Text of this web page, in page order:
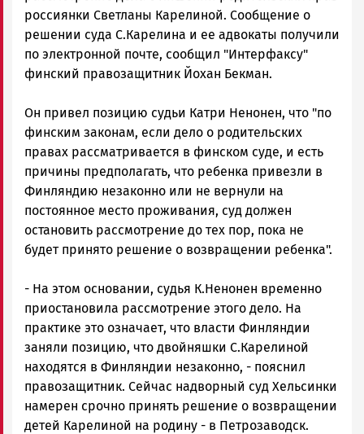
ГОВОРИТ
россиянки Светланы Карелиной. Сообщение о
решении суда С.Карелина и ее адвокаты получили
по электронной почте, сообщил "Интерфаксу"
финский правозащитник Йохан Бекман.
Он привел позицию судьи Катри Ненонен, что "по
финским законам, если дело о родительских
правах рассматривается в финском суде, и есть
причины предполагать, что ребенка привезли в
Финляндию незаконно или не вернули на
постоянное место проживания, суд должен
остановить рассмотрение до тех пор, пока не
будет принято решение о возвращении ребенка".
- На этом основании, судья К.Ненонен временно
приостановила рассмотрение этого дело. На
практике это означает, что власти Финляндии
заняли позицию, что двойняшки С.Карелиной
находятся в Финляндии незаконно, - пояснил
правозащитник. Сейчас надворный суд Хельсинки
намерен срочно принять решение о возвращении
детей Карелиной на родину - в Петрозаводск.